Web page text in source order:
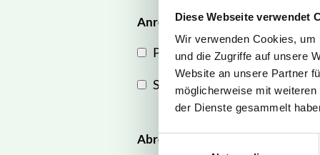
Diese Webseite verwendet
Wir verwenden Cookies,
und die Zugriffe auf unsere
Website an unsere Partner
möglicherweise mit
der Dienste gesammelt
E
Anreise zum Startpunkt
PKW
Sonstige
Abreise vom Endpunkt